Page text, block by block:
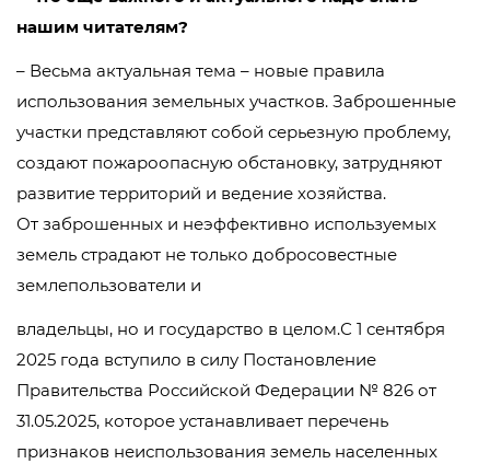
нашим читателям?
– Весьма актуальная тема – новые правила
использования земельных участков. Заброшенные
участки представляют собой серьезную проблему,
создают пожароопасную обстановку, затрудняют
развитие территорий и ведение хозяйства.
От заброшенных и неэффективно используемых
земель страдают не только добросовестные
землепользователи и
владельцы, но и государство в целом.С 1 сентября
2025 года вступило в силу Постановление
Правительства Российской Федерации № 826 от
31.05.2025, которое устанавливает перечень
признаков неиспользования земель населенных